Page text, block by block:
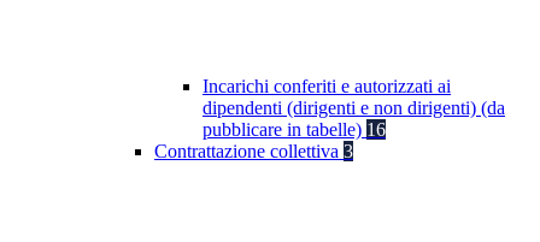
Incarichi conferiti e autorizzati ai
dipendenti (dirigenti e non dirigenti) (da
pubblicare in tabelle) 16
Contrattazione collettiva 3